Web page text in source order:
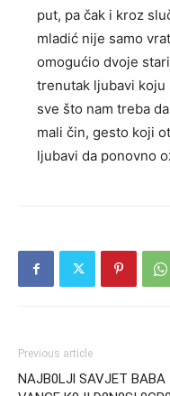
put, pa čak i kroz
mladić nije samo
omogućio dvoje
trenutak ljubavi koju
sve što nam treba
mali čin, gesto koji
ljubavi da ponovno
Previous article
NAJB0LJl SAVJET BABA